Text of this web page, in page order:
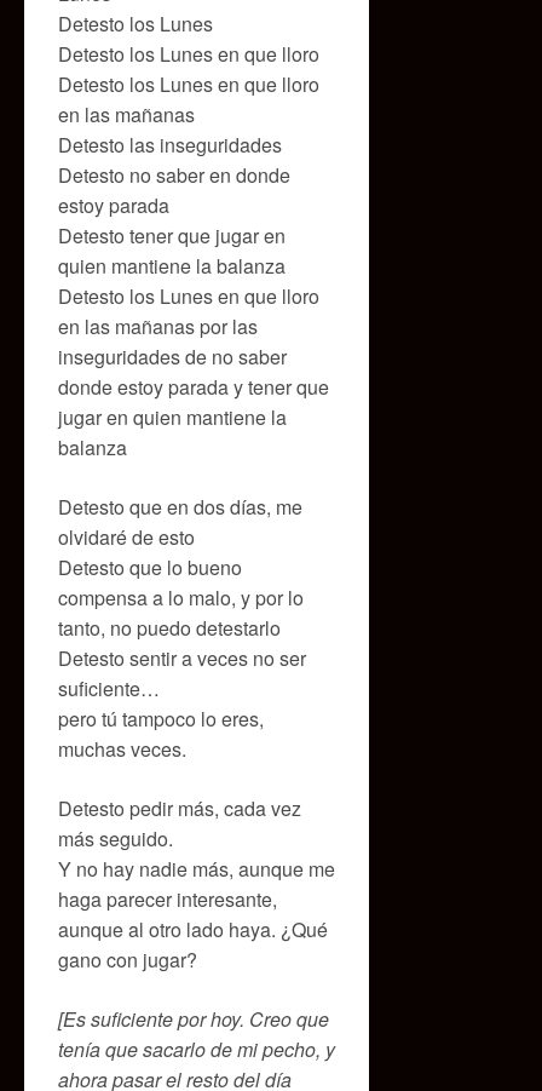
Detesto los Lunes
Detesto los Lunes en que lloro
Detesto los Lunes en que lloro
en las mañanas
Detesto las inseguridades
Detesto no saber en donde
estoy parada
Detesto tener que jugar en
quien mantiene la balanza
Detesto los Lunes en que lloro
en las mañanas por las
inseguridades de no saber
donde estoy parada y tener que
jugar en quien mantiene la
balanza
Detesto que en dos días, me
olvidaré de esto
Detesto que lo bueno
compensa a lo malo, y por lo
tanto, no puedo detestarlo
Detesto sentir a veces no ser
suficiente…
pero tú tampoco lo eres,
muchas veces.
Detesto pedir más, cada vez
más seguido.
Y no hay nadie más, aunque me
haga parecer interesante,
aunque al otro lado haya. ¿Qué
gano con jugar?
[Es suficiente por hoy. Creo que
tenía que sacarlo de mi pecho, y
ahora pasar el resto del día